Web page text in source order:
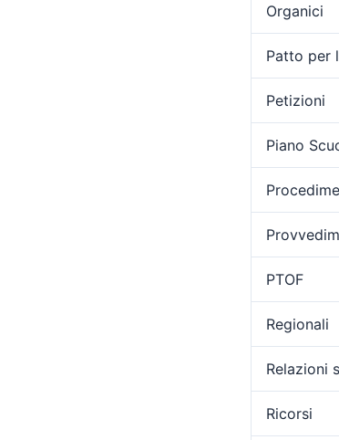
Organici
Patto per
Petizioni
Piano
PTOF
Regionali
Relazioni
Ricorsi